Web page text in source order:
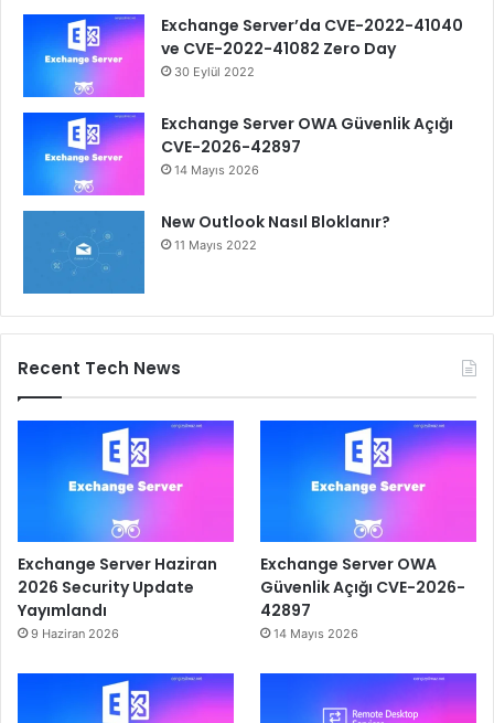
Exchange Server’da CVE-2022-41040
ve CVE-2022-41082 Zero Day
30 Eylül 2022
Exchange Server OWA Güvenlik Açığı
CVE-2026-42897
14 Mayıs 2026
New Outlook Nasıl Bloklanır?
11 Mayıs 2022
Recent Tech News
Exchange Server Haziran
2026 Security Update
Yayımlandı
9 Haziran 2026
Exchange Server OWA
Güvenlik Açığı CVE-2026-
42897
14 Mayıs 2026